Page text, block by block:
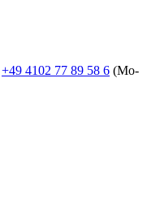
+49 4102 77 89 58 6 (Mo-